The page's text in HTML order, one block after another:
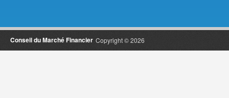
Copyright © 2026
Conseil du Marché Financier